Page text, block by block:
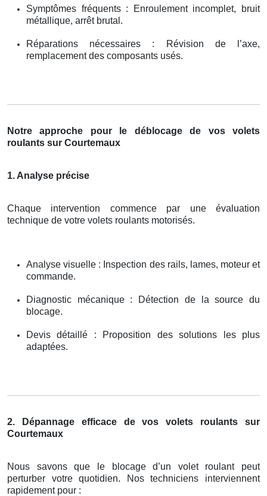
Symptômes fréquents : Enroulement incomplet, bruit
métallique, arrêt brutal.
Réparations nécessaires : Révision de l’axe,
remplacement des composants usés.
Notre approche pour le déblocage de vos volets
roulants sur Courtemaux
1. Analyse précise
Chaque intervention commence par une évaluation
technique de votre volets roulants motorisés.
Analyse visuelle : Inspection des rails, lames, moteur et
commande.
Diagnostic mécanique : Détection de la source du
blocage.
Devis détaillé : Proposition des solutions les plus
adaptées.
2. Dépannage efficace de vos volets roulants sur
Courtemaux
Nous savons que le blocage d’un volet roulant peut
perturber votre quotidien. Nos techniciens interviennent
rapidement pour :